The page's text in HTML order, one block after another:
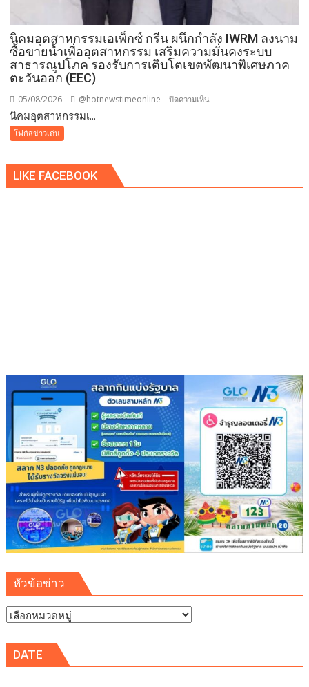
นิคมอุตสาหกรรมเอเพ็กซ์ กรีน ผนึกกำลัง IWRM ลงนาม
ซื้อขายน้ำเพื่ออุตสาหกรรม เสริมความมั่นคงระบบ
สาธารณูปโภค รองรับการเติบโตเขตพัฒนาพิเศษภาค
ตะวันออก (EEC)
05/08/2026 @hotnewstimeonline ปิดความเห็น
ซ์
เสริม
ความ
มั่นคง
ระบบ
สาธารณูปโภค
รองรับ
การ
เติบโต
เขต
พัฒนา
พิเศษ
ภาค
ตะวัน
​นิคมอุตสาหกรรมเ...
โฟกัสข่าวเด่น
LIKE FACEBOOK
หัวข้อข่าว
หัวข้อ
DATE